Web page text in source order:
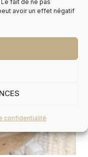
fait de ne pas
avoir un effet négatif
confidentialité